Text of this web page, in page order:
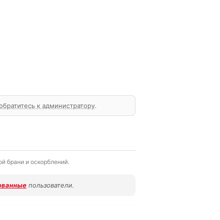
к администратору.
брани и оскорблений.
пользователи.